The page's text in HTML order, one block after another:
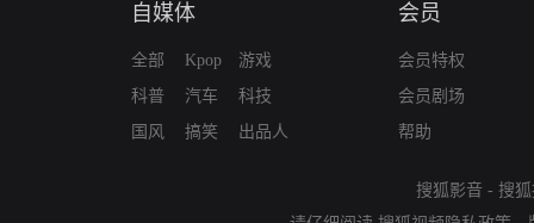
自媒体
全部
科普
国风
Kpop
汽车
搞笑
游戏
科技
出品人
会员
会员特权
会员剧场
帮助
搜狐影音 - 搜